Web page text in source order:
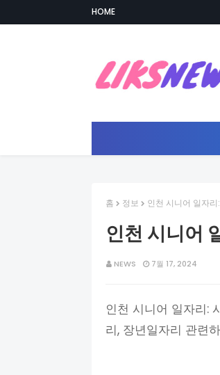
HOME
홈 정보 인천 시니어 일자
인천 시니어
NEWS 7월 17, 2024
인천 시니어 일자리:
리, 장년일자리 관련